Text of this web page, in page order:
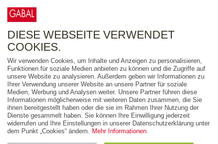
FREITEXT
AUSGABEART
AUS DER REIHE
ZUM THEMA
DIESE WEBSEITE VERWENDET
COOKIES.
Wir verwenden Cookies, um Inhalte und Anzeigen zu personalisieren,
Funktionen für soziale Medien anbieten zu können und die Zugriffe auf
unsere Website zu analysieren. Außerdem geben wir Informationen zu
Ihrer Verwendung unserer Website an unsere Partner für soziale
Medien, Werbung und Analysen weiter. Unsere Partner führen diese
Informationen möglicherweise mit weiteren Daten zusammen, die Sie
ihnen bereitgestellt haben oder die sie im Rahmen Ihrer Nutzung der
Dienste gesammelt haben. Sie können Ihre Einwilligung jederzeit
widerrufen und Ihre Einstellungen in unserer Datenschutzerklärung unter
dem Punkt „Cookies“ ändern. Mehr Informationen.